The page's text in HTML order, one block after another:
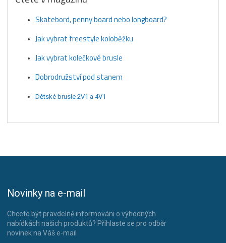
Skatebord, penny board nebo longboard?
Jak vybrat freestyle koloběžku
Jak vybrat kolečkové brusle
Dobrodružství pod stanem
Dětské brusle 2V1 a 4V1
Novinky na e-mail
Chcete být pravdelně informováni o výhodných
nabídkách našich produktů? Přihlaste se pro odběr
novinek na Váš e-mail